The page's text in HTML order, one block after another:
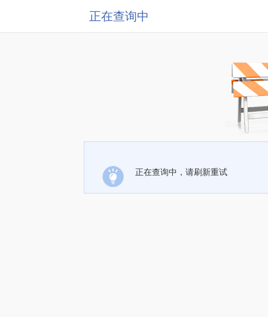
正在查询中
正在查询中，请刷新重试